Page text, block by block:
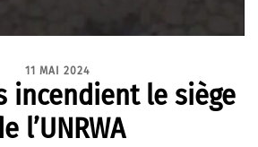
11 MAI 2024
incendient le siège
l’UNRWA